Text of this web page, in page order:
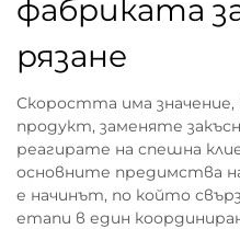
фабриката
рязане
Скоростта има
продукт, заменяте
реагирате на спешна
основните предимства
е начинът, по който
етапи в един